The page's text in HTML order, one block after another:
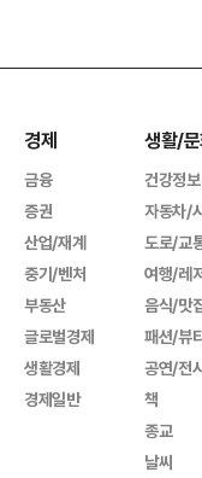
경제
금융
증권
산업/재계
중기/벤처
부동산
글로벌경제
생활경제
경제일반
생활/
건강정보
자동차/
도로/교
여행/레
음식/맛
패션/뷰
공연/전
책
종교
날씨